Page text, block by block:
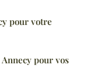
pour votre
pour vos